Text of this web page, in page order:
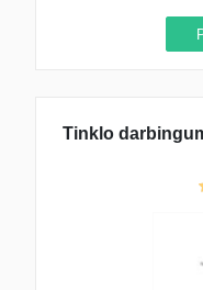
Tinklo